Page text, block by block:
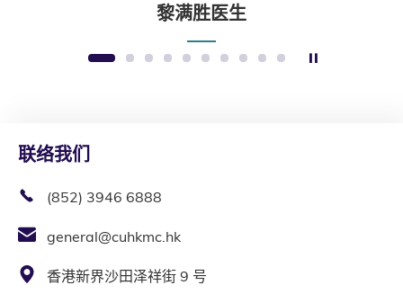
黎满胜医生
1 2 3 4 5 6 7 8 9 10
联络我们
(852) 3946 6888
general@cuhkmc.hk
香港新界沙田泽祥街 9 号